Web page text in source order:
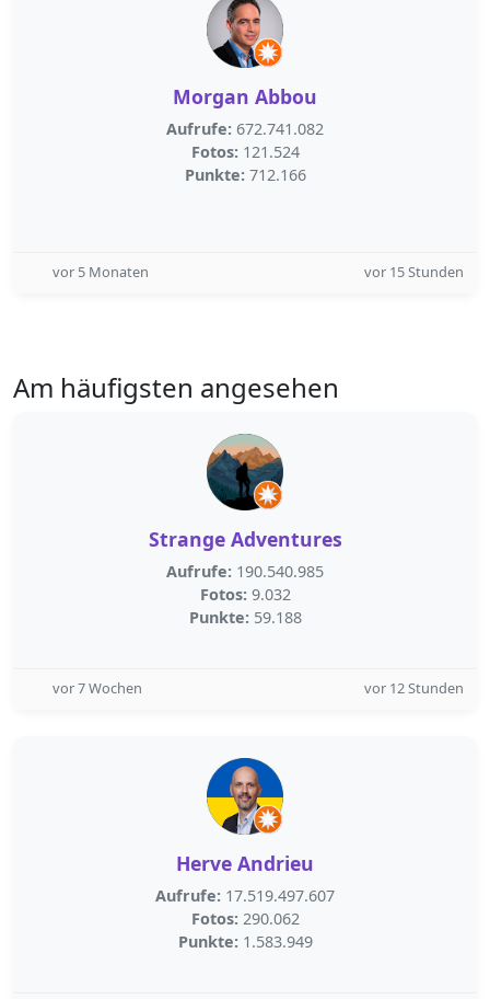
Morgan Abbou
Aufrufe: 672.741.082
Fotos: 121.524
Punkte: 712.166
vor 5 Monaten vor 15 Stunden
Am häufigsten angesehen
Strange Adventures
Aufrufe: 190.540.985
Fotos: 9.032
Punkte: 59.188
vor 7 Wochen vor 12 Stunden
Herve Andrieu
Aufrufe: 17.519.497.607
Fotos: 290.062
Punkte: 1.583.949